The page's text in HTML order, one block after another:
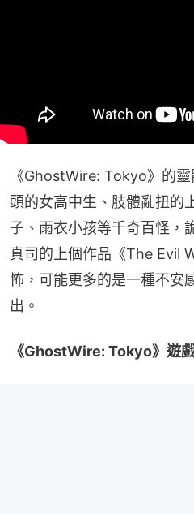
《GhostWire: Tokyo》的
頭的女高中生、肢體亂扭的
子、雨衣小孩等千奇百怪，
真司的上個作品《The Evil
怖，可能更多的是一種不安
出。
《GhostWire: Tokyo》遊